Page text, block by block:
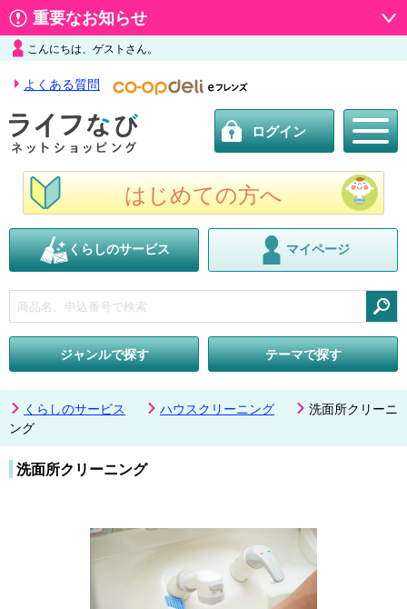
重要なお知らせ
こんにちは、ゲストさん。
よくある質問
ログイン
はじめての方へ
くらしのサービス マイページ
ジャンルで探す
テーマで探す
くらしのサービス ハウスクリーニング
洗面所クリーニ
ング
洗面所クリーニング